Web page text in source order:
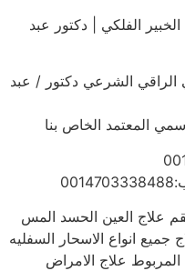
الفلكي | دكتور عبد
الراقي الشرعي دكتور / عبد
المعتمد الخاص بنا
علاج العين الحسد المس
انواع الاسحار السفليه
المربوط علاج الامراض